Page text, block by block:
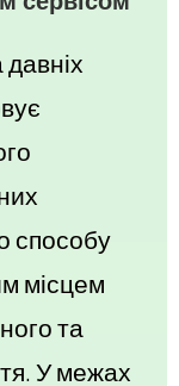
способу
місцем
та
У межах